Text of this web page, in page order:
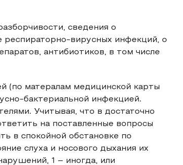
сведения о
респираторно-вирусных инфекций, о
антибиотиков, в том числе
(по матералам медицинской карты
бактериальной инфекцией.
Учитывая, что в достаточно
на поставленные вопросы
в спокойной обстановке по
слуха и носового дыхания их
1 – иногда, или